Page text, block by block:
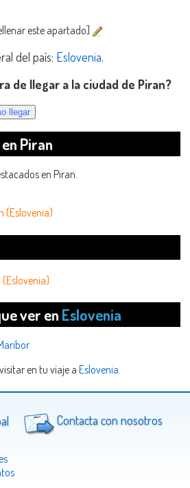
este apartado]
del país: Eslovenia.
de llegar a la ciudad de Piran?
Piran
en Piran.
(Eslovenia)
ver en Eslovenia
en tu viaje a Eslovenia.
Contacta con nosotros